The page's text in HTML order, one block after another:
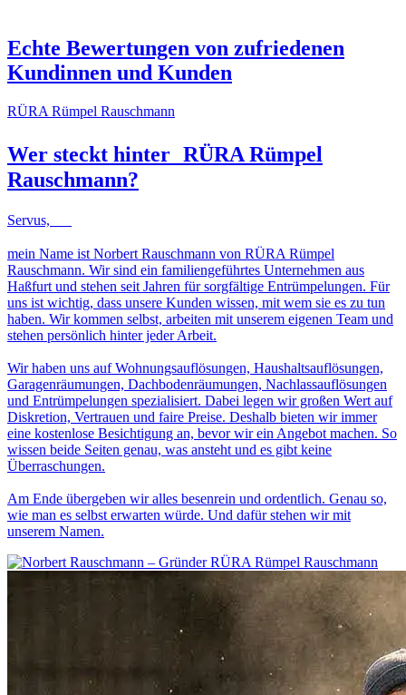
Echte Bewertungen von zufriedenen
Kundinnen und Kunden
RÜRA Rümpel Rauschmann
Wer steckt hinter RÜRA Rümpel
Rauschmann?
Servus,
mein Name ist Norbert Rauschmann von RÜRA Rümpel
Rauschmann. Wir sind ein familiengeführtes Unternehmen aus
Haßfurt und stehen seit Jahren für sorgfältige Entrümpelungen. Für
uns ist wichtig, dass unsere Kunden wissen, mit wem sie es zu tun
haben. Wir kommen selbst, arbeiten mit unserem eigenen Team und
stehen persönlich hinter jeder Arbeit.
Wir haben uns auf Wohnungsauflösungen, Haushaltsauflösungen,
Garagenräumungen, Dachbodenräumungen, Nachlassauflösungen
und Entrümpelungen spezialisiert. Dabei legen wir großen Wert auf
Diskretion, Vertrauen und faire Preise. Deshalb bieten wir immer
eine kostenlose Besichtigung an, bevor wir ein Angebot machen. So
wissen beide Seiten genau, was ansteht und es gibt keine
Überraschungen.
Am Ende übergeben wir alles besenrein und ordentlich. Genau so,
wie man es selbst erwarten würde. Und dafür stehen wir mit
unserem Namen.